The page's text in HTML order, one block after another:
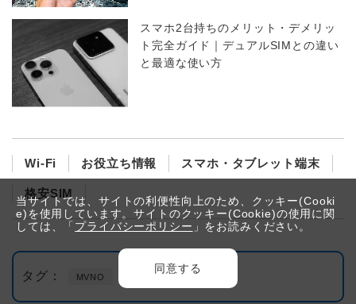
スマホ2台持ちのメリット・デメリッ
ト完全ガイド｜デュアルSIMとの違い
と最適な使い方
Wi-Fi お役立ち情報 スマホ・タブレット端末
格安SIM
タグ： MVNO 乗り換え
当サイトでは、サイトの利便性向上のため、クッキー(Cooki
e)を使用しています。サイトのクッキー(Cookie)の使用に関
しては、「 プライバシーポリシー 」をお読みください。
同意する